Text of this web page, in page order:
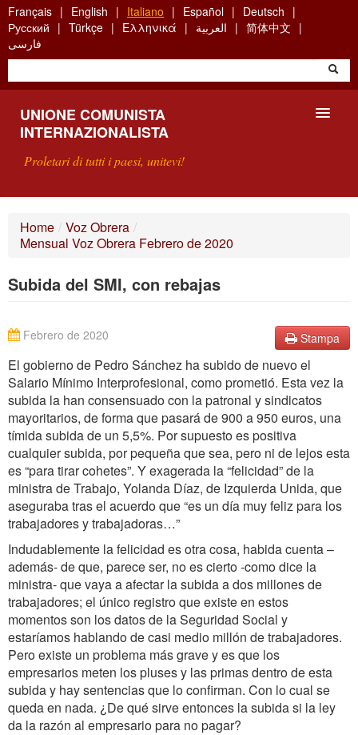
Skip
to
main
content
Français English Italiano Español
Deutsch
Русский
Türkçe Ελληνικά العربية
简体中文
فارسی
UNIONE COMUNISTA
INTERNAZIONALISTA
Proletari di tutti i paesi, unitevi!
COS'È L'UCI ?
RICERCA
Home / Voz Obrera /
Mensual Voz Obrera Febrero de 2020
Subida del SMI, con rebajas
Stampa
Febrero de 2020
El gobierno de Pedro Sánchez ha subido de nuevo el
Salario Mínimo Interprofesional, como prometió. Esta vez la
subida la han consensuado con la patronal y sindicatos
mayoritarios, de forma que pasará de 900 a 950 euros, una
tímida subida de un 5,5%. Por supuesto es positiva
cualquier subida, por pequeña que sea, pero ni de lejos esta
es “para tirar cohetes”. Y exagerada la “felicidad” de la
ministra de Trabajo, Yolanda Díaz, de Izquierda Unida, que
aseguraba tras el acuerdo que “es un día muy feliz para los
trabajadores y trabajadoras…”
Indudablemente la felicidad es otra cosa, habida cuenta –
además- de que, parece ser, no es cierto -como dice la
ministra- que vaya a afectar la subida a dos millones de
trabajadores; el único registro que existe en estos
momentos son los datos de la Seguridad Social y
estaríamos hablando de casi medio millón de trabajadores.
Pero existe un problema más grave y es que los
empresarios meten los pluses y las primas dentro de esta
subida y hay sentencias que lo confirman. Con lo cual se
queda en nada. ¿De qué sirve entonces la subida si la ley
da la razón al empresario para no pagar?